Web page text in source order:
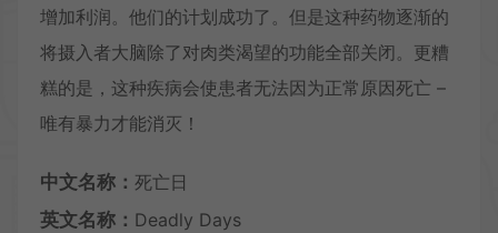
增加利润。他们的计划成功了。但是这种药物逐渐的
将摄入者大脑除了对肉类渴望的功能全部关闭。更糟
糕的是，这种疾病会使患者无法因为正常原因死亡 –
唯有暴力才能消灭！
中文名称： 死亡日
英文名称： Deadly Days